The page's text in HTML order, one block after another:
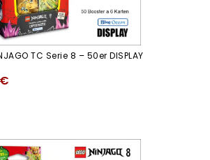
TC Serie 8 – 50er DISPLAY
€